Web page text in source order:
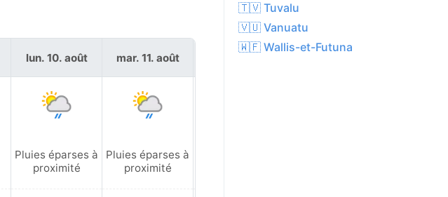
lun. 10. août
Pluies éparses à
proximité
mar. 11. août
Pluies éparses à
proximité
🇹🇻 Tuvalu
🇻🇺 Vanuatu
🇼🇫 Wallis-et-Futuna